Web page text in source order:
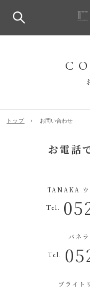
トップ お問い合わせ
お電話
TANAKA ウ
Tel.
パネ
Tel.
ブライト